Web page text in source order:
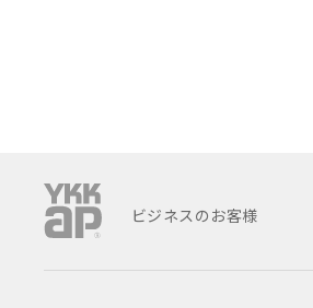
ビジネスのお客様